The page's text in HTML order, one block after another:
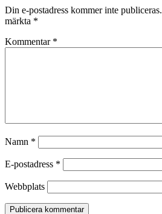
Din e-postadress kommer inte publiceras.
märkta *
Kommentar *
Namn *
E-postadress *
Webbplats